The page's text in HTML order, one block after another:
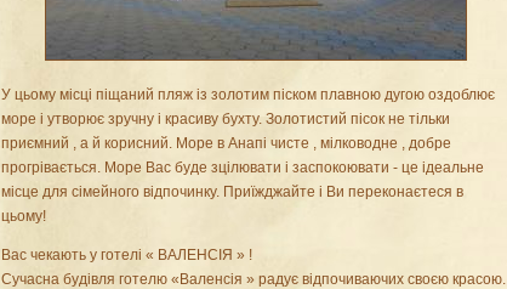
У цьому місці піщаний пляж із золотим піском плавною дугою оздоблює
море і утворює зручну і красиву бухту. Золотистий пісок не тільки
приємний , а й корисний. Море в Анапі чисте , мілководне , добре
прогрівається. Море Вас буде зцілювати і заспокоювати - це ідеальне
місце для сімейного відпочинку. Приїжджайте і Ви переконаєтеся в
цьому!
Вас чекають у готелі « ВАЛЕНСІЯ » !
Сучасна будівля готелю «Валенсія » радує відпочиваючих своєю красою.